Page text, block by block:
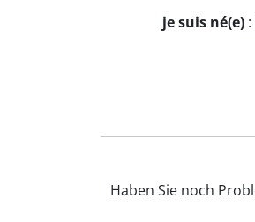
je suis né(e) :
Haben Sie noch